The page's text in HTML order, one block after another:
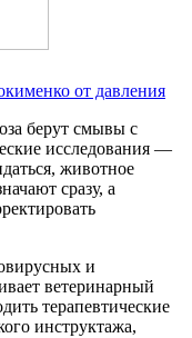
от давления
берут смывы с
исследования —
животное
сразу, а
и
ветеринарный
терапевтические
инструктажа,